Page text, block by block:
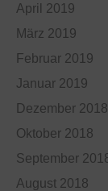
April 2019
März 2019
Februar 2019
Januar 2019
Dezember 2018
Oktober 2018
September
August 2018